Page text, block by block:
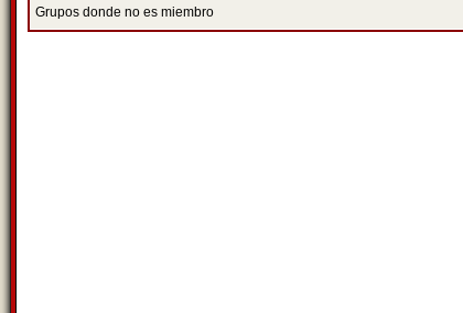
Grupos donde no es miembro